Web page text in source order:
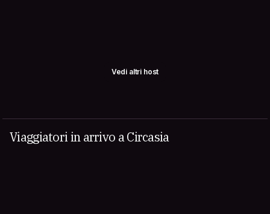
Vedi altri host
Viaggiatori in arrivo a Circasia